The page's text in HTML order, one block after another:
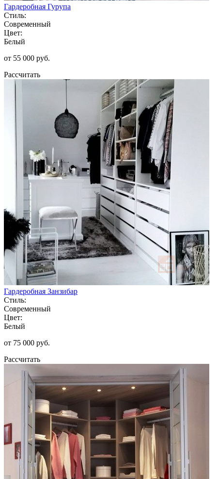
Гардеробная Гурупа
Стиль:
Современный
Цвет:
Белый
от 55 000 руб.
Рассчитать
Гардеробная Занзибар
Стиль:
Современный
Цвет:
Белый
от 75 000 руб.
Рассчитать